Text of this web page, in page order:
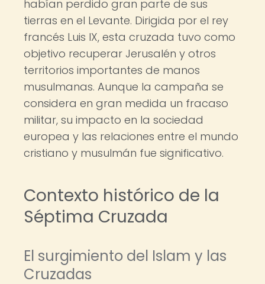
habían perdido gran parte de sus
tierras en el Levante. Dirigida por el rey
francés Luis IX, esta cruzada tuvo como
objetivo recuperar Jerusalén y otros
territorios importantes de manos
musulmanas. Aunque la campaña se
considera en gran medida un fracaso
militar, su impacto en la sociedad
europea y las relaciones entre el mundo
cristiano y musulmán fue significativo.
Contexto histórico de la
Séptima Cruzada
El surgimiento del Islam y las
Cruzadas